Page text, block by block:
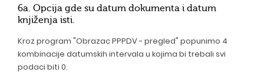
6a. Opcija gde su datum dokumenta i datum
knjiženja isti.
Kroz program "Obrazac PPPDV - pregled" popunimo 4
kombinacije datumskih intervala u kojima bi trebali svi
podaci biti 0.